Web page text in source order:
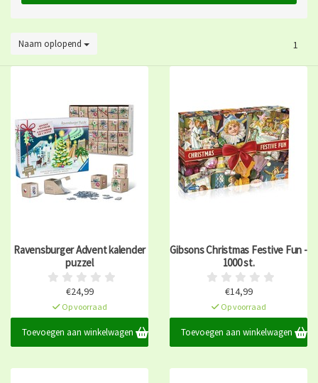
Naam oplopend 1
Ravensburger Advent kalender
puzzel
€24,99
Op voorraad
Toevoegen aan winkelwagen
Gibsons Christmas Festive Fun -
1000 st.
€14,99
Op voorraad
Toevoegen aan winkelwagen